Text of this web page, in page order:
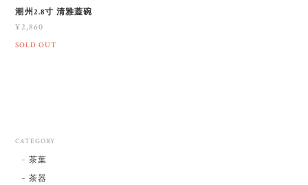
潮州2.8寸 清雅蓋碗
¥2,860
SOLD OUT
CATEGORY
茶葉
茶器